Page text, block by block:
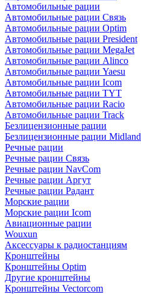
Автомобильные рации
Автомобильные рации Связь
Автомобильные рации Optim
Автомобильные рации President
Автомобильные рации MegaJet
Автомобильные рации Alinco
Автомобильные рации Yaesu
Автомобильные рации Icom
Автомобильные рации TYT
Автомобильные рации Racio
Автомобильные рации Track
Безлицензионные рации
Безлицензионные рации Midland
Речные рации
Речные рации Связь
Речные рации NavCom
Речные рации Аргут
Речные рации Радант
Морские рации
Морские рации Icom
Авиационные рации
Wouxun
Аксессуары к радиостанциям
Кронштейны
Кронштейны Optim
Другие кронштейны
Кронштейны Vectorcom